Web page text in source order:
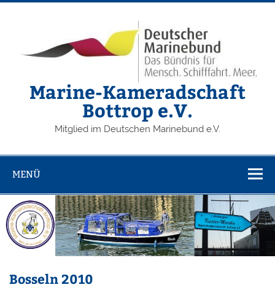
Zum
Marine-Kameradschaft
Bottrop e.V.
Mitglied im Deutschen Marinebund e.V.
MENÜ
Bosseln 2010